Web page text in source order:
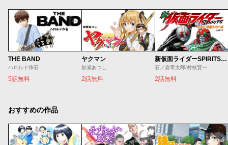
THE BAND
ハロルド作石
5話無料
ヤクマン
加瀬あつし
2話無料
新仮面ライダーSPIRITS ロンリー仮面ライダー編
石ノ森章太郎/村枝賢一
2話無料
おすすめの作品